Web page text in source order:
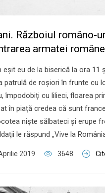
Războiul româno-
armatei
eşit eu de la biserică la ora 11
patrulă de roşiori în frunte cu
împodobiţi cu lilieci, floarea
în piaţă credea că sunt
nişte sălbateci şi erupe
le răspund „Vive la
2019 3648